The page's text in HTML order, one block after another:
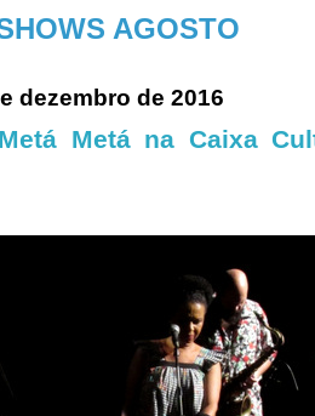
AGOSTO
dezembro de 2016
Metá na Caixa